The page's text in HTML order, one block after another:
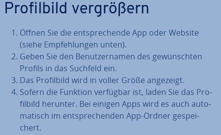
Pro­fil­bild ver­grö­ßern
Öffnen Sie die ent­spre­chen­de App oder Website
(siehe Emp­feh­lun­gen unten).
Geben Sie den Be­nut­zer­na­men des ge­wünsch­ten
Profils in das Suchfeld ein.
Das Pro­fil­bild wird in voller Größe angezeigt.
Sofern die Funktion verfügbar ist, laden Sie das Pro­
fil­bild herunter. Bei einigen Apps wird es auch au­to­
ma­tisch im ent­spre­chen­den App-Ordner ge­spei­
chert.